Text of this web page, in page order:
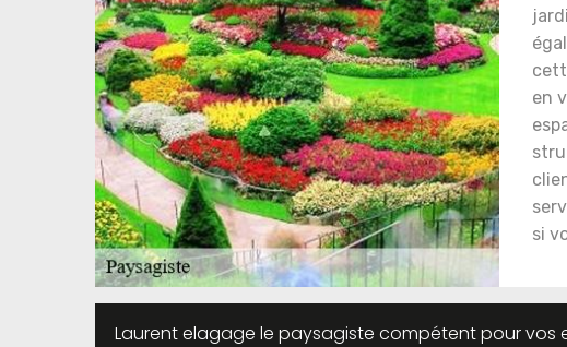
en
si
Laurent elagage le paysagiste compétent pour vos